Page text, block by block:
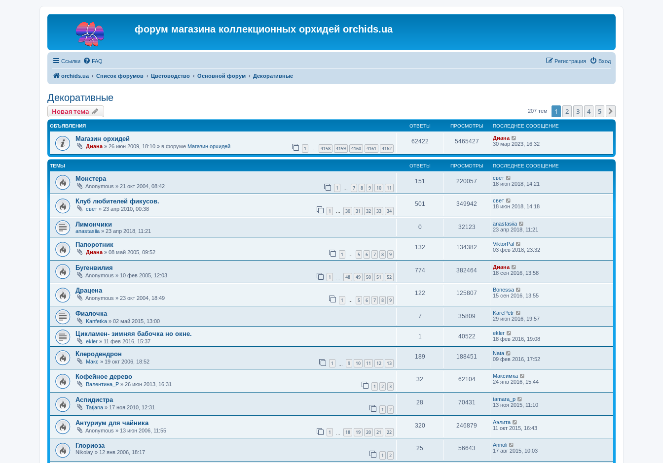
форум магазина коллекционных орхидей orchids.ua
Ссылки FAQ Вход
Регистрация
orchids.ua Список форумов Цветоводство Основной форум Декоративные
Декоративные
Новая тема 207 тем 1 2 3 4 5
ОБЪЯВЛЕНИЯ ОТВЕТЫ ПРОСМОТРЫ ПОСЛЕДНЕЕ СООБЩЕНИЕ
Магазин орхидей
Диана » 26 июн 2009, 18:10 » в форуме Магазин орхидей 1 … 4158 4159 4160 4161 4162
62422 5465427
Диана
30 мар 2023, 16:32
ТЕМЫ ОТВЕТЫ ПРОСМОТРЫ ПОСЛЕДНЕЕ СООБЩЕНИЕ
Монстера
Anonymous » 21 окт 2004, 08:42 1 7 8 9 10 11
151 220057
свет
18 июн 2018, 14:21
Клуб любителей фикусов.
свет » 23 апр 2010, 00:38 1 … 30 31 32 33 34
501 349942
свет
18 июн 2018, 14:18
Лимончики
anastasiia » 23 апр 2018, 11:21
0 32123
anastasiia
23 апр 2018, 11:21
Папоротник
Диана » 08 май 2005, 09:52 1 … 5 6 7 8 9
132 134382
ViktorPal
03 фев 2018, 23:32
Бугенвилия
Anonymous » 10 фев 2005, 12:03 1 48 49 50 51 52
774 382464
Диана
18 сен 2016, 13:58
Драцена
Anonymous » 23 окт 2004, 18:49 1 … 5 6 7 8 9
122 125807
Bonessa
15 сен 2016, 13:55
Фиалочка
Kanfetka » 02 май 2015, 13:00
7 35809
KarePetr
29 июн 2016, 19:57
Цикламен- зимняя бабочка но окне.
ekler » 11 фев 2016, 15:37
1 40522
ekler
18 фев 2016, 19:08
Клеродендрон
Макс » 19 окт 2006, 18:52 1 9 10 11 12 13
189 188451
Nata
09 фев 2016, 17:52
Кофейное дерево
Валентина_Р » 26 июн 2013, 16:31 1 2 3
32 62104
Максимка
24 янв 2016, 15:44
Аспидистра
Tatjana » 17 ноя 2010, 12:31 1 2
28 70431
tamara_p
13 ноя 2015, 11:10
Антуриум для чайника
Anonymous » 13 июн 2006, 11:55 1 18 19 20 21 22
320 246879
Aэлита
11 окт 2015, 16:43
Глориоза
Nikolay » 12 янв 2006, 18:17 1 2
25 56643
Annoli
17 авг 2015, 10:03